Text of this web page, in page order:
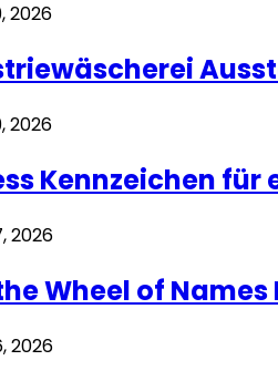
2026
2026
Kennzeichen
2026
Wheel of
2026